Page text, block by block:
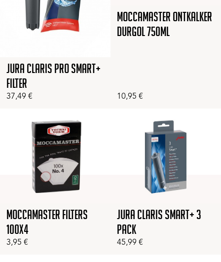
Jura Claris Pro Smart+
Filter
37,49 €
Moccamaster Ontkalker
Durgol 750ml
10,95 €
Moccamaster Filters
100x4
3,95 €
Jura Claris Smart+ 3
Pack
45,99 €